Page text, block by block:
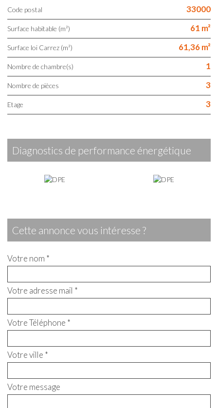
Code postal 33000
Surface habitable (m²) 61 m²
Surface loi Carrez (m²) 61,36 m²
Nombre de chambre(s) 1
Nombre de pièces 3
Etage 3
diagnostics de performance énergétique
cette annonce vous intéresse ?
Votre nom *
Votre adresse mail *
Votre Téléphone *
Votre ville *
Votre message